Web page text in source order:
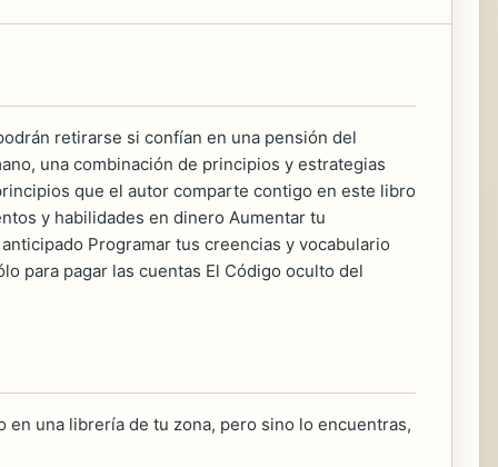
retirarse si confían en una pensión del
una combinación de principios y estrategias
que el autor comparte contigo en este libro
y habilidades en dinero Aumentar tu
Programar tus creencias y vocabulario
para pagar las cuentas El Código oculto del
una librería de tu zona, pero sino lo encuentras,